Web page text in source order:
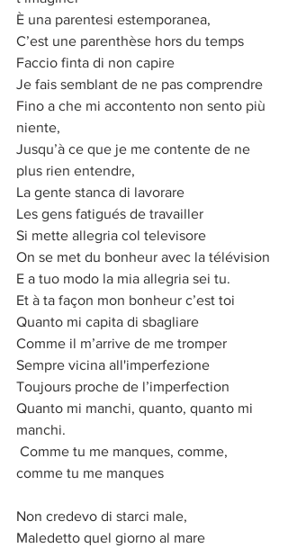
È una parentesi estemporanea,
C’est une parenthèse hors du temps
Faccio finta di non capire
Je fais semblant de ne pas comprendre
Fino a che mi accontento non sento più
niente,
Jusqu’à ce que je me contente de ne
plus rien entendre,
La gente stanca di lavorare
Les gens fatigués de travailler
Si mette allegria col televisore
On se met du bonheur avec la télévision
E a tuo modo la mia allegria sei tu.
Et à ta façon mon bonheur c’est toi
Quanto mi capita di sbagliare
Comme il m’arrive de me tromper
Sempre vicina all'imperfezione
Toujours proche de l’imperfection
Quanto mi manchi, quanto, quanto mi
manchi.
comme tu me manques
Non credevo di starci male,
Maledetto quel giorno al mare